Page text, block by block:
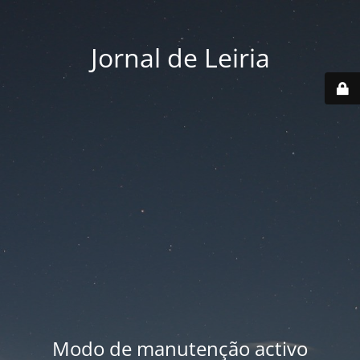
Jornal de Leiria
Modo de manutenção activo